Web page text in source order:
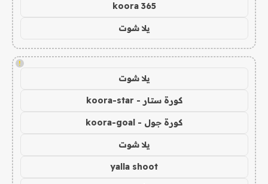
koora 365
يلا شوت
!
يلا شوت
كورة ستار - koora-star
كورة جول - koora-goal
يلا شوت
yalla shoot